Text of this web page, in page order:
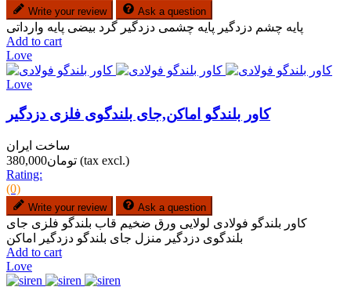
Write your review Ask a question
پایه چشم دزدگیر پایه چشمی دزدگیر گرد بیضی پایه وارداتی
Add to cart
Love
Love
کاور بلندگو اماکن,جای بلندگوی فلزی دزدگیر
ساخت ایران
تومان380,000 (tax excl.)
Rating:
(0)
Write your review Ask a question
کاور بلندگو فولادی لولایی ورق ضخیم قاب بلندگو فلزی جای
بلندگوی دزدگیر منزل جای بلندگو دزدگیر اماکن
Add to cart
Love